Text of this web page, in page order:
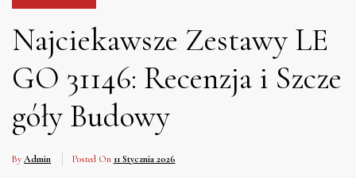
Najciekawsze Zestawy LE
GO 31146: Recenzja i Szcze
góły Budowy
By Admin Posted On 11 Stycznia 2026